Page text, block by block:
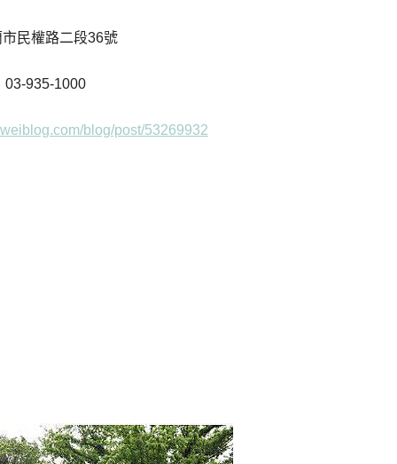
民權路二段36號
03-935-1000
blog/post/53269932